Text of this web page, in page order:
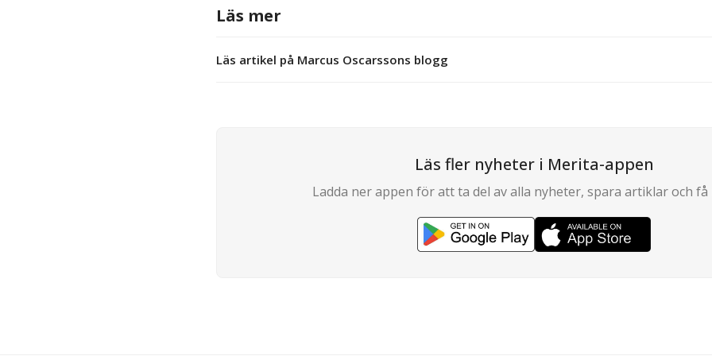
Läs mer
Läs artikel på Marcus Oscarssons blogg
Läs fler nyheter i Merita-appen
Ladda ner appen för att ta del av alla nyheter, spara artiklar och få